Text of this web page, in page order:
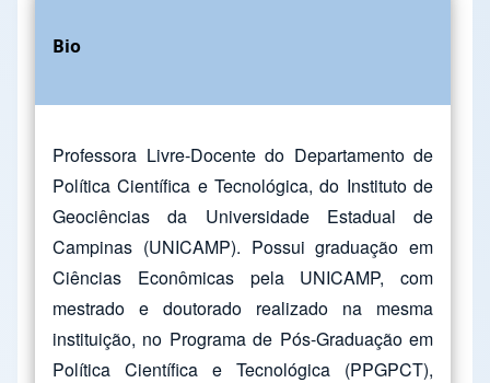
Bio
Professora Livre-Docente do Departamento de
Política Científica e Tecnológica, do Instituto de
Geociências da Universidade Estadual de
Campinas (UNICAMP). Possui graduação em
Ciências Econômicas pela UNICAMP, com
mestrado e doutorado realizado na mesma
instituição, no Programa de Pós-Graduação em
Política Científica e Tecnológica (PPGPCT),